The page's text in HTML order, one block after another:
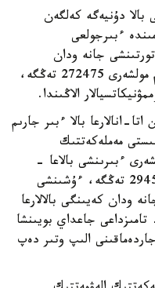
دۇنيەگە كەلگەن
تەڭگە كولەمىندە ءبىرجولعى
جانە ودان
كەيىنگى بالالار تۋعان جاعدايدا تولەم مولشەرى 272475 تەڭگە،
الاڭىندا.
انالارعا بالا ءبىر جارىم
مەملەكەتتىك
ءبىرىنشى بالاعا -
24912 تەڭگە، ەكىنشى بالاعا — 29454 تەڭگە، ءۇشىنشى
جانە ودان كەيىنگى بالالارعا
تەڭگە. 2026 -جىلعى 1- تامىزداعى جاعداي بويىنشا
وتباسى وسى جاردەماقىنى الىپ وتىر دەپ